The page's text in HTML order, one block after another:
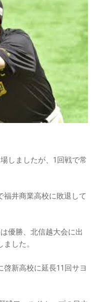
しましたが、1回戦で常
福井商業高校に敗退して
優勝、北信越大会に出
した。
新高校に延長11回サヨ